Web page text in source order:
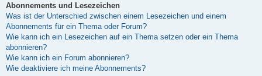
Abonnements und Lesezeichen
Was ist der Unterschied zwischen einem Lesezeichen und einem
Abonnements für ein Thema oder Forum?
Wie kann ich ein Lesezeichen auf ein Thema setzen oder ein Thema
abonnieren?
Wie kann ich ein Forum abonnieren?
Wie deaktiviere ich meine Abonnements?